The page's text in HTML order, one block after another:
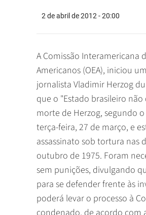
2 de abril de 2012 - 20:00
A Comissão Interamericana
Americanos (OEA), iniciou
jornalista Vladimir Herzog
que o "Estado brasileiro
morte de Herzog, segundo
terça-feira, 27 de março, e
assassinato sob tortura nas
outubro de 1975. Foram
sem punições, divulgando
para se defender frente às
poderá levar o processo à